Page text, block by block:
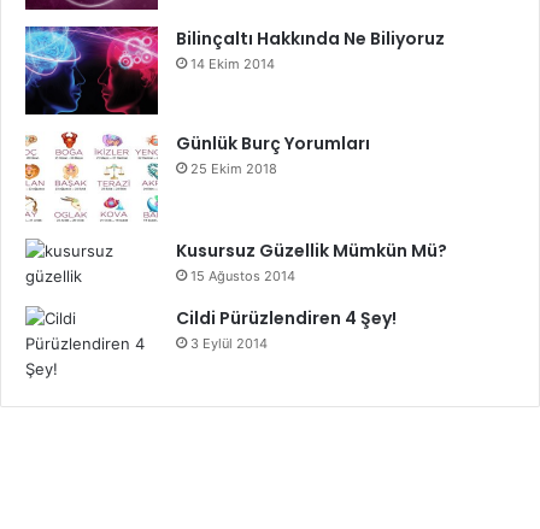
Bilinçaltı Hakkında Ne Biliyoruz
14 Ekim 2014
Günlük Burç Yorumları
25 Ekim 2018
Kusursuz Güzellik Mümkün Mü?
15 Ağustos 2014
Cildi Pürüzlendiren 4 Şey!
3 Eylül 2014